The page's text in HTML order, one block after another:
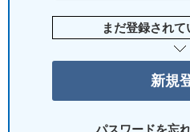
まだ登録され
パスワードを忘